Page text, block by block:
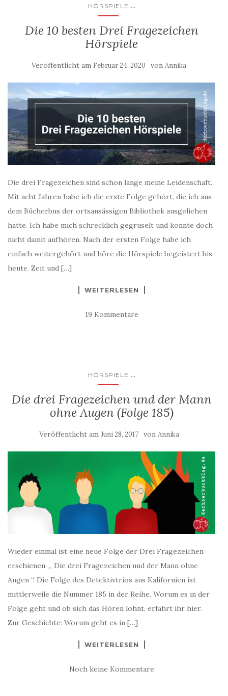
HÖRSPIELE ...
Die 10 besten Drei Fragezeichen
Hörspiele
Veröffentlicht am Februar 24, 2020 von Annika
Die drei Fragezeichen sind schon lange meine Leidenschaft.
Mit acht Jahren habe ich die erste Folge gehört, die ich aus
dem Bücherbus der ortsansässigen Bibliothek ausgeliehen
hatte. Ich habe mich schrecklich gegruselt und konnte doch
nicht damit aufhören. Nach der ersten Folge habe ich
einfach weitergehört und höre die Hörspiele begeistert bis
heute. Zeit und […]
WEITERLESEN
19 Kommentare
HÖRSPIELE ...
Die drei Fragezeichen und der Mann
ohne Augen (Folge 185)
Veröffentlicht am Juni 28, 2017 von Annika
Wieder einmal ist eine neue Folge der Drei Fragezeichen
erschienen, „ Die drei Fragezeichen und der Mann ohne
Augen “. Die Folge des Detektivtrios aus Kalifornien ist
mittlerweile die Nummer 185 in der Reihe. Worum es in der
Folge geht und ob sich das Hören lohnt, erfahrt ihr hier.
Zur Geschichte: Worum geht es in […]
WEITERLESEN
Noch keine Kommentare